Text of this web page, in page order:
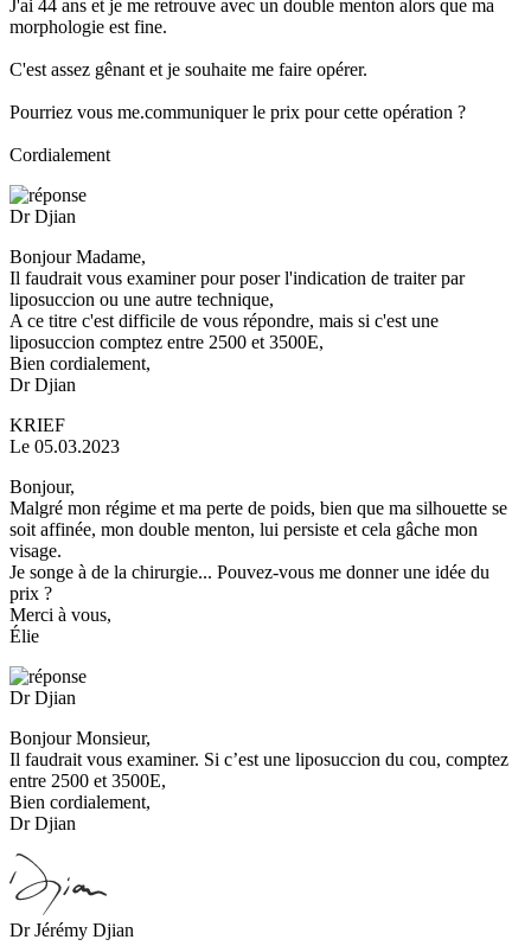
J'ai 44 ans et je me retrouve avec un double menton alors que ma
morphologie est fine.
C'est assez gênant et je souhaite me faire opérer.
Pourriez vous me.communiquer le prix pour cette opération ?
Cordialement
Dr Djian
Bonjour Madame,
Il faudrait vous examiner pour poser l'indication de traiter par
liposuccion ou une autre technique,
A ce titre c'est difficile de vous répondre, mais si c'est une
liposuccion comptez entre 2500 et 3500E,
Bien cordialement,
Dr Djian
KRIEF
Le 05.03.2023
Bonjour,
Malgré mon régime et ma perte de poids, bien que ma silhouette se
soit affinée, mon double menton, lui persiste et cela gâche mon
visage.
Je songe à de la chirurgie... Pouvez-vous me donner une idée du
prix ?
Merci à vous,
Élie
Dr Djian
Bonjour Monsieur,
Il faudrait vous examiner. Si c’est une liposuccion du cou, comptez
entre 2500 et 3500E,
Bien cordialement,
Dr Djian
Dr Jérémy Djian